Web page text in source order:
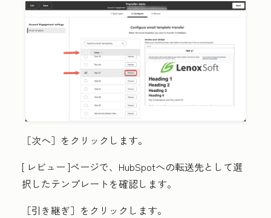
［次へ］をクリックします。
[ レビュー ]ページで、HubSpotへの転送先として選
択したテンプレートを確認します。
［引き継ぎ］ をクリックします。